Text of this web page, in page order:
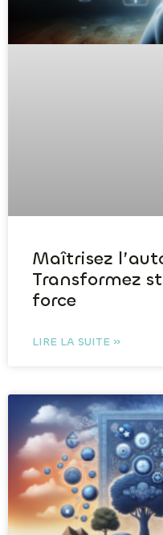
Maîtrisez
Transformez
force
LIRE LA SUITE »